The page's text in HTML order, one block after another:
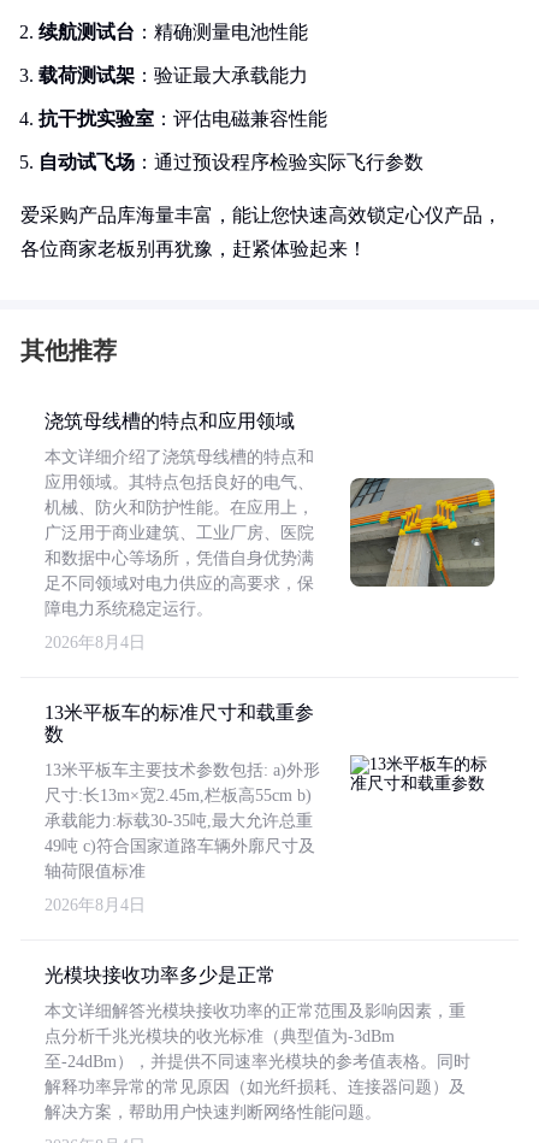
续航测试台 ：精确测量电池性能
载荷测试架 ：验证最大承载能力
抗干扰实验室 ：评估电磁兼容性能
自动试飞场 ：通过预设程序检验实际飞行参数
爱采购产品库海量丰富，能让您快速高效锁定心仪产品，
各位商家老板别再犹豫，赶紧体验起来！
其他推荐
浇筑母线槽的特点和应用领域
本文详细介绍了浇筑母线槽的特点和
应用领域。其特点包括良好的电气、
机械、防火和防护性能。在应用上，
广泛用于商业建筑、工业厂房、医院
和数据中心等场所，凭借自身优势满
足不同领域对电力供应的高要求，保
障电力系统稳定运行。
2026年8月4日
13米平板车的标准尺寸和载重参
数
13米平板车主要技术参数包括: a)外形
尺寸:长13m×宽2.45m,栏板高55cm b)
承载能力:标载30-35吨,最大允许总重
49吨 c)符合国家道路车辆外廓尺寸及
轴荷限值标准
2026年8月4日
光模块接收功率多少是正常
本文详细解答光模块接收功率的正常范围及影响因素，重
点分析千兆光模块的收光标准（典型值为-3dBm
至-24dBm），并提供不同速率光模块的参考值表格。同时
解释功率异常的常见原因（如光纤损耗、连接器问题）及
解决方案，帮助用户快速判断网络性能问题。